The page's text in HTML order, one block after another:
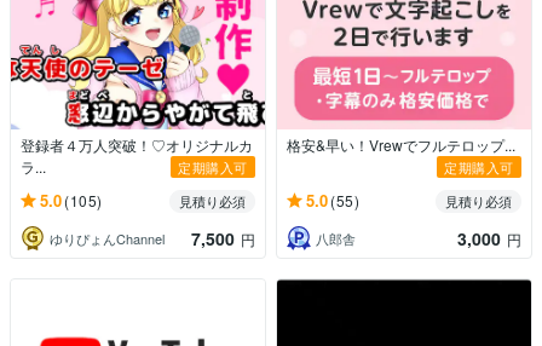
登録者４万人突破！♡オリジナルカ
ラ...
定期購入可
5.0(105)
見積り必須
ゆりぴょんChannel
7,500 円
格安&早い！Vrewでフルテロップ...
定期購入可
5.0(55)
見積り必須
八郎舎
3,000 円